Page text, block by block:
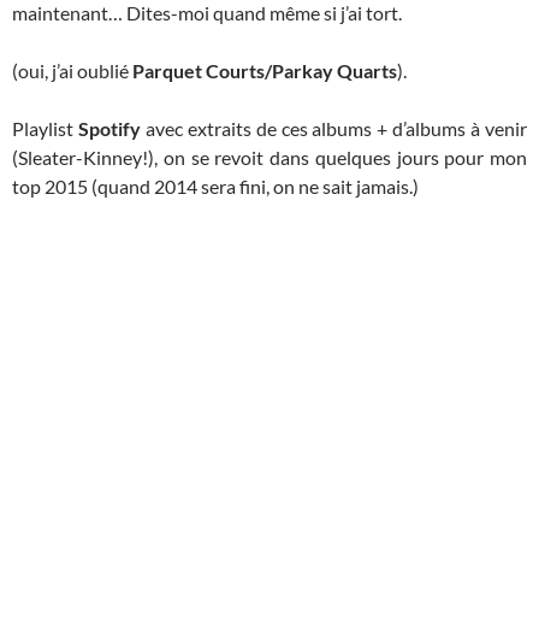
maintenant… Dites-moi quand même si j’ai tort.
(oui, j’ai oublié Parquet Courts/Parkay Quarts).
Playlist Spotifyavec extraits de ces albums + d’albums à venir
(Sleater-Kinney!), on se revoit dans quelques jours pour mon
top 2015 (quand 2014 sera fini, on ne sait jamais.)